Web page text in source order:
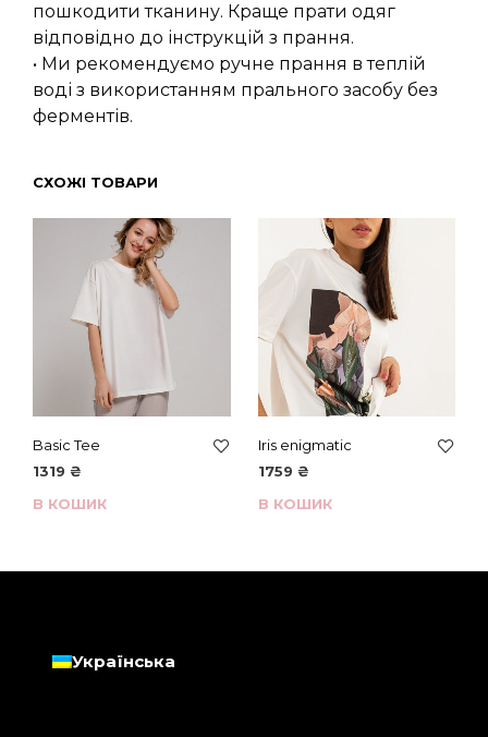
пошкодити тканину. Краще прати одяг
відповідно до інструкцій з прання.
• Ми рекомендуємо ручне прання в теплій
воді з використанням прального засобу без
ферментів.
СХОЖІ ТОВАРИ
Basic Tee
1319 ₴
В КОШИК
Iris enigmatic
1759 ₴
В КОШИК
Українська